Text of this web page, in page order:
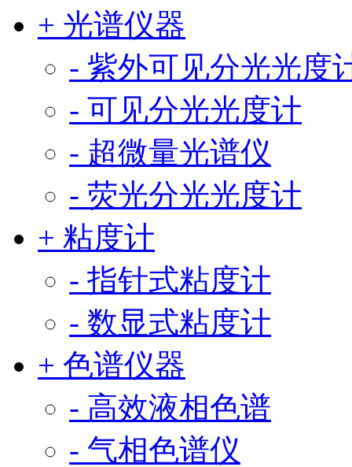
+ 光谱仪器
- 紫外可见分光光度
- 可见分光光度计
- 超微量光谱仪
- 荧光分光光度计
+ 粘度计
- 指针式粘度计
- 数显式粘度计
+ 色谱仪器
- 高效液相色谱
- 气相色谱仪